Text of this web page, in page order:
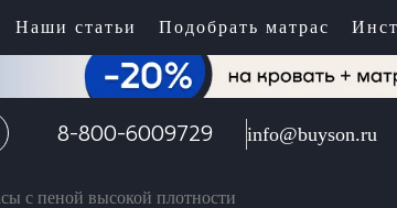
Наши статьи Подобрать матрас
8-800-6009729 info@buyson.ru
с пеной высокой плотности